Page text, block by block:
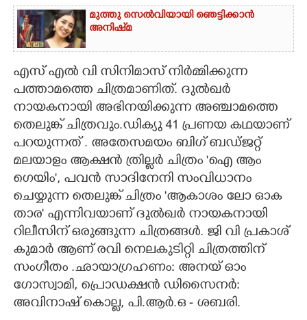
മുത്തു സെൽവിയായി ഞെട്ടിക്കാൻ
അനിഷ്‌മ
എസ് എൽ വി സിനിമാസ് നിർമ്മിക്കുന്ന
പത്താമത്തെ ചിത്രമാണിത്. ദുൽഖർ
നായകനായി അഭിനയിക്കുന്ന അഞ്ചാമത്തെ
തെലുങ്ക് ചിത്രവും.ഡിക്യു 41 പ്രണയ കഥയാണ്
പറയുന്നത് . അതേസമയം ബിഗ് ബഡ്ജറ്റ്
മലയാളം ആക്ഷൻ ത്രില്ലർ ചിത്രം 'ഐ ആം
ഗെയിം', പവൻ സാദിനേനി സംവിധാനം
ചെയ്യുന്ന തെലുങ്ക് ചിത്രം 'ആകാശം ലോ ഓക
താര' എന്നിവയാണ് ദുൽഖർ നായകനായി
റിലീസിന് ഒരുങ്ങുന്ന ചിത്രങ്ങൾ. ജി വി പ്രകാശ്
കുമാർ ആണ് രവി നെലകുടിറ്റി ചിത്രത്തിന്
സംഗീതം .ഛായാഗ്രഹണം: അനയ് ഓം
ഗോസ്വാമി, പ്രൊഡക്ഷൻ ഡിസൈനർ:
അവിനാഷ് കൊല്ല, പി.ആർ.ഒ - ശബരി.